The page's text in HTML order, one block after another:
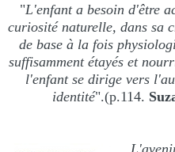
"L'enfant a besoin d'être
curiosité naturelle, dans sa
de base à la fois
suffisamment étayés et
l'enfant se dirige vers
identité".(p.114.